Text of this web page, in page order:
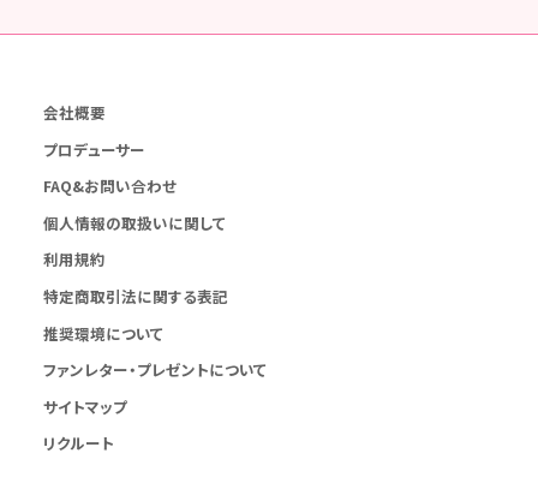
会社概要
プロデューサー
FAQ&お問い合わせ
個人情報の取扱いに関して
利用規約
特定商取引法に関する表記
推奨環境について
ファンレター・プレゼントについて
サイトマップ
リクルート